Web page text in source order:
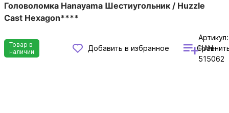
Головоломка Hanayama Шестиугольник / Huzzle
Cast Hexagon****
Товар в
наличии
Добавить в избранное
Артикул:
HAN-
515062